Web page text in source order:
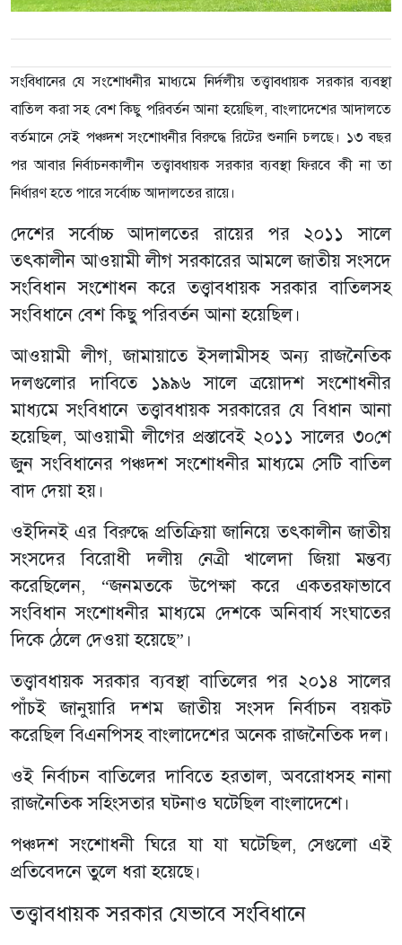
সংবিধানের যে সংশোধনীর মাধ্যমে নির্দলীয় তত্ত্বাবধায়ক সরকার ব্যবস্থা
বাতিল করা সহ বেশ কিছু পরিবর্তন আনা হয়েছিল, বাংলাদেশের আদালতে
বর্তমানে সেই পঞ্চদশ সংশোধনীর বিরুদ্ধে রিটের শুনানি চলছে। ১৩ বছর
পর আবার নির্বাচনকালীন তত্ত্বাবধায়ক সরকার ব্যবস্থা ফিরবে কী না তা
নির্ধারণ হতে পারে সর্বোচ্চ আদালতের রায়ে।
দেশের সর্বোচ্চ আদালতের রায়ের পর ২০১১ সালে
তৎকালীন আওয়ামী লীগ সরকারের আমলে জাতীয় সংসদে
সংবিধান সংশোধন করে তত্ত্বাবধায়ক সরকার বাতিলসহ
সংবিধানে বেশ কিছু পরিবর্তন আনা হয়েছিল।
আওয়ামী লীগ, জামায়াতে ইসলামীসহ অন্য রাজনৈতিক
দলগুলোর দাবিতে ১৯৯৬ সালে ত্রয়োদশ সংশোধনীর
মাধ্যমে সংবিধানে তত্ত্বাবধায়ক সরকারের যে বিধান আনা
হয়েছিল, আওয়ামী লীগের প্রস্তাবেই ২০১১ সালের ৩০শে
জুন সংবিধানের পঞ্চদশ সংশোধনীর মাধ্যমে সেটি বাতিল
বাদ দেয়া হয়।
ওইদিনই এর বিরুদ্ধে প্রতিক্রিয়া জানিয়ে তৎকালীন জাতীয়
সংসদের বিরোধী দলীয় নেত্রী খালেদা জিয়া মন্তব্য
করেছিলেন, “জনমতকে উপেক্ষা করে একতরফাভাবে
সংবিধান সংশোধনীর মাধ্যমে দেশকে অনিবার্য সংঘাতের
দিকে ঠেলে দেওয়া হয়েছে”।
তত্ত্বাবধায়ক সরকার ব্যবস্থা বাতিলের পর ২০১৪ সালের
পাঁচই জানুয়ারি দশম জাতীয় সংসদ নির্বাচন বয়কট
করেছিল বিএনপিসহ বাংলাদেশের অনেক রাজনৈতিক দল।
ওই নির্বাচন বাতিলের দাবিতে হরতাল, অবরোধসহ নানা
রাজনৈতিক সহিংসতার ঘটনাও ঘটেছিল বাংলাদেশে।
পঞ্চদশ সংশোধনী ঘিরে যা যা ঘটেছিল, সেগুলো এই
প্রতিবেদনে তুলে ধরা হয়েছে।
তত্ত্বাবধায়ক সরকার যেভাবে সংবিধানে